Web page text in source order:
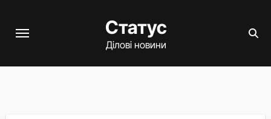
Статус
Ділові новини